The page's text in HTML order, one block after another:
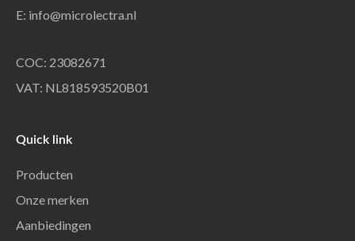
E: info@microlectra.nl
COC: 23082671
VAT: NL818593520B01
Quick link
Producten
Onze merken
Aanbiedingen